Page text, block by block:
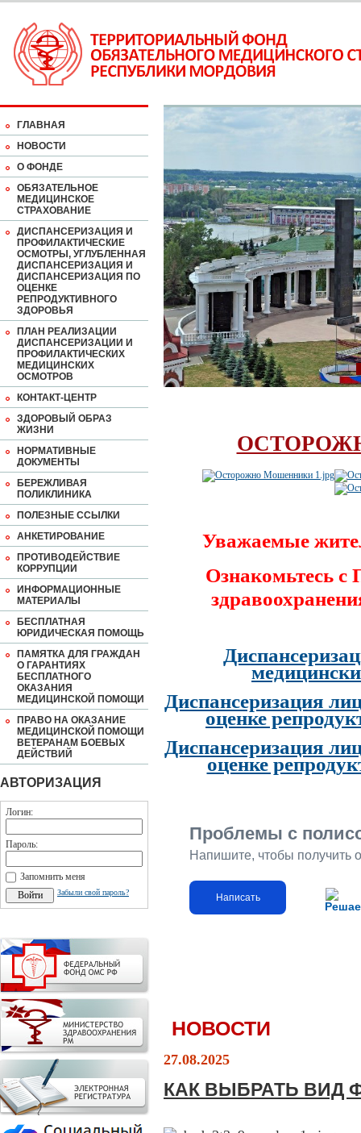
ГЛАВНАЯ
НОВОСТИ
О ФОНДЕ
ОБЯЗАТЕЛЬНОЕ
МЕДИЦИНСКОЕ
СТРАХОВАНИЕ
ДИСПАНСЕРИЗАЦИЯ И
ПРОФИЛАКТИЧЕСКИЕ
ОСМОТРЫ, УГЛУБЛЕННАЯ
ДИСПАНСЕРИЗАЦИЯ И
ДИСПАНСЕРИЗАЦИЯ ПО
ОЦЕНКЕ
РЕПРОДУКТИВНОГО
ЗДОРОВЬЯ
ПЛАН РЕАЛИЗАЦИИ
ДИСПАНСЕРИЗАЦИИ И
ПРОФИЛАКТИЧЕСКИХ
МЕДИЦИНСКИХ
ОСМОТРОВ
КОНТАКТ-ЦЕНТР
ЗДОРОВЫЙ ОБРАЗ
ЖИЗНИ
НОРМАТИВНЫЕ
ДОКУМЕНТЫ
БЕРЕЖЛИВАЯ
ПОЛИКЛИНИКА
ПОЛЕЗНЫЕ ССЫЛКИ
АНКЕТИРОВАНИЕ
ПРОТИВОДЕЙСТВИЕ
КОРРУПЦИИ
ИНФОРМАЦИОННЫЕ
МАТЕРИАЛЫ
БЕСПЛАТНАЯ
ЮРИДИЧЕСКАЯ ПОМОЩЬ
ПАМЯТКА ДЛЯ ГРАЖДАН
О ГАРАНТИЯХ
БЕСПЛАТНОГО
ОКАЗАНИЯ
МЕДИЦИНСКОЙ ПОМОЩИ
ПРАВО НА ОКАЗАНИЕ
МЕДИЦИНСКОЙ ПОМОЩИ
ВЕТЕРАНАМ БОЕВЫХ
ДЕЙСТВИЙ
АВТОРИЗАЦИЯ
Логин:
Пароль:
Запомнить меня
Забыли свой пароль?
Уважаемые
Ознакомьтесь
Диспансеризация
оценке
Диспансеризация
оценке
Проблемы с
Напишите, чтобы получить
Написать
НОВОСТИ
27.08.2025
КАК ВЫБРАТЬ ВИД